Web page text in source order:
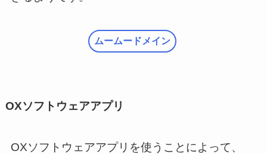
ムームードメイン
OXソフトウェアアプリ
OXソフトウェアアプリを使うことによって、